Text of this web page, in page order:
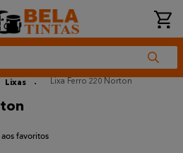
Lixas Lixa Ferro 220 Norton